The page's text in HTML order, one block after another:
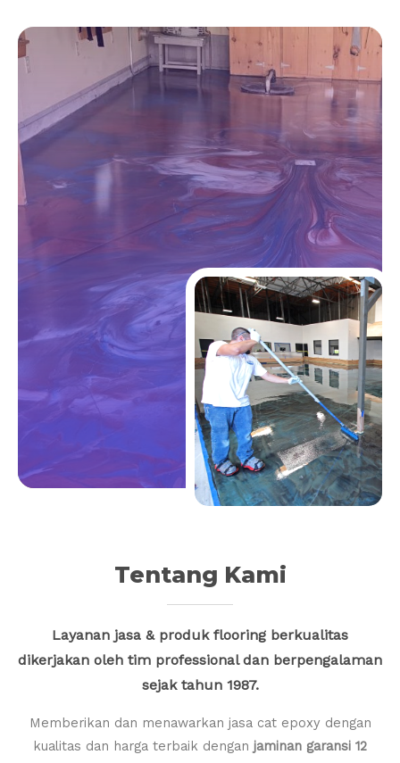
Tentang Kami
Layanan jasa & produk flooring berkualitas
dikerjakan oleh tim professional dan berpengalaman
sejak tahun 1987.
Memberikan dan menawarkan jasa cat epoxy dengan
kualitas dan harga terbaik dengan jaminan garansi 12